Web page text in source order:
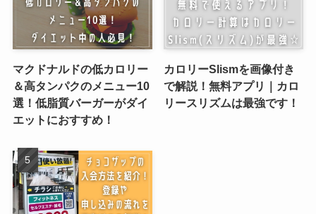
マクドナルドの低カロリー
＆高タンパクのメニュー10
選！低脂質バーガーがダイ
エットにおすすめ！
カロリーSlismを画像付き
で解説！無料アプリ｜カロ
リースリズムは最強です！